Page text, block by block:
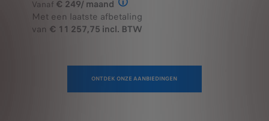
Illustratief voorbeeld van het
Met een laatste afbetaling
van € 11 257,75 incl. BTW